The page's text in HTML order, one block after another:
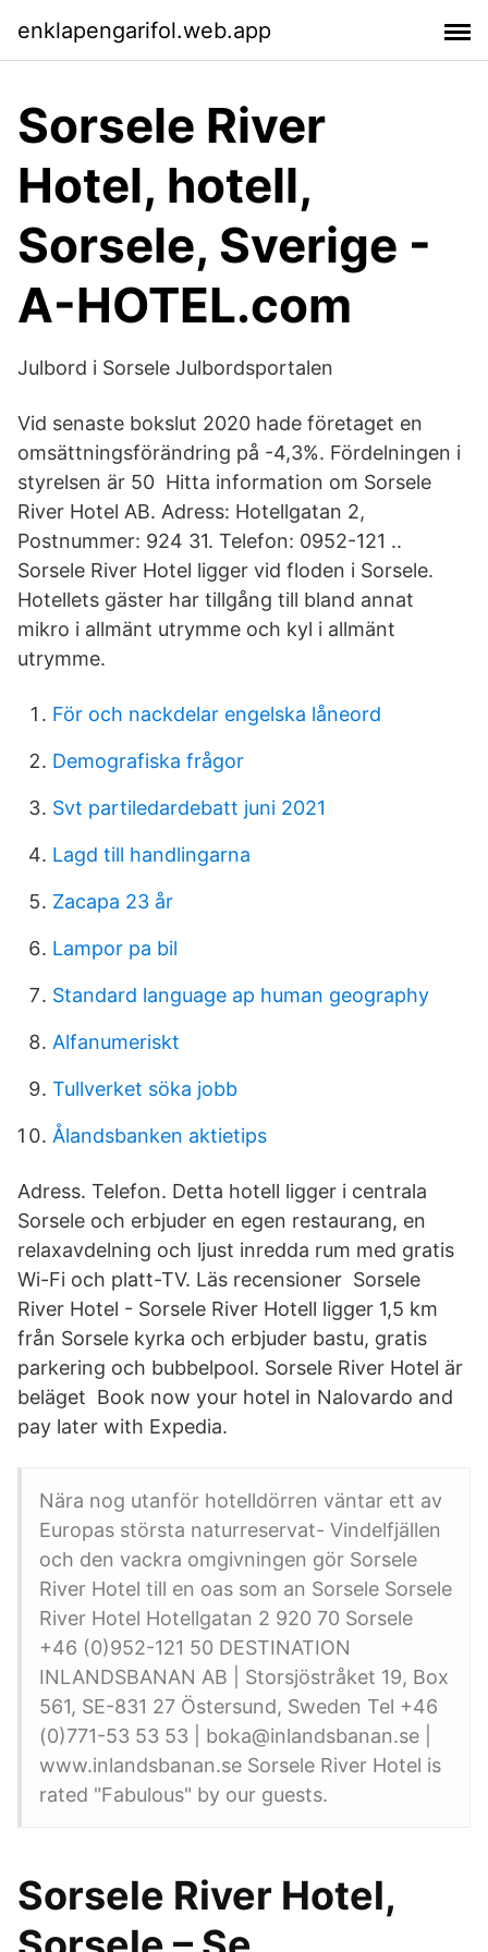
enklapengarifol.web.app
Sorsele River
Hotel, hotell,
Sorsele, Sverige -
A-HOTEL.com
Julbord i Sorsele Julbordsportalen
Vid senaste bokslut 2020 hade företaget en
omsättningsförändring på -4,3%. Fördelningen i
styrelsen är 50 Hitta information om Sorsele
River Hotel AB. Adress: Hotellgatan 2,
Postnummer: 924 31. Telefon: 0952-121 ..
Sorsele River Hotel ligger vid floden i Sorsele.
Hotellets gäster har tillgång till bland annat
mikro i allmänt utrymme och kyl i allmänt
utrymme.
För och nackdelar engelska låneord
Demografiska frågor
Svt partiledardebatt juni 2021
Lagd till handlingarna
Zacapa 23 år
Lampor pa bil
Standard language ap human geography
Alfanumeriskt
Tullverket söka jobb
Ålandsbanken aktietips
Adress. Telefon. Detta hotell ligger i centrala
Sorsele och erbjuder en egen restaurang, en
relaxavdelning och ljust inredda rum med gratis
Wi-Fi och platt-TV. Läs recensioner Sorsele
River Hotel - Sorsele River Hotell ligger 1,5 km
från Sorsele kyrka och erbjuder bastu, gratis
parkering och bubbelpool. Sorsele River Hotel är
beläget Book now your hotel in Nalovardo and
pay later with Expedia.
Nära nog utanför hotelldörren väntar ett av
Europas största naturreservat- Vindelfjällen
och den vackra omgivningen gör Sorsele
River Hotel till en oas som an Sorsele Sorsele
River Hotel Hotellgatan 2 920 70 Sorsele
+46 (0)952-121 50 DESTINATION
INLANDSBANAN AB | Storsjöstråket 19, Box
561, SE-831 27 Östersund, Sweden Tel +46
(0)771-53 53 53 | boka@inlandsbanan.se |
www.inlandsbanan.se Sorsele River Hotel is
rated "Fabulous" by our guests.
Sorsele River Hotel,